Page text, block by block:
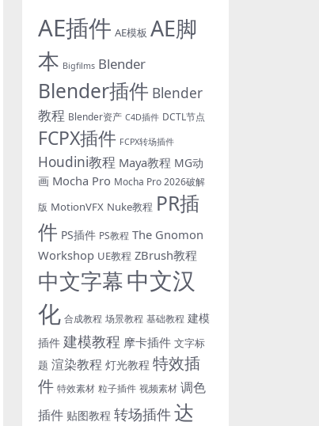
AE插件 AE模板 AE脚
本 Bigfilms Blender
Blender插件 Blender
教程 Blender资产 C4D插件 DCTL节点
FCPX插件 FCPX转场插件
Houdini教程 Maya教程 MG动
画 Mocha Pro Mocha Pro 2026破解
版 MotionVFX Nuke教程 PR插
件 PS插件 PS教程 The Gnomon
Workshop UE教程 ZBrush教程
中文字幕中文汉
化 合成教程 场景教程 基础教程 建模
插件 建模教程 摩卡插件 文字标
题 渲染教程 灯光教程 特效插
件 特效素材 粒子插件 视频素材 调色
插件 贴图教程 转场插件达